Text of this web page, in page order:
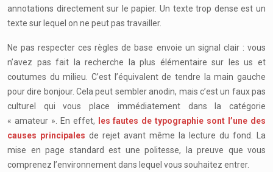
annotations directement sur le papier. Un texte trop dense est un
texte sur lequel on ne peut pas travailler.
Ne pas respecter ces règles de base envoie un signal clair : vous
n’avez pas fait la recherche la plus élémentaire sur les us et
coutumes du milieu. C’est l’équivalent de tendre la main gauche
pour dire bonjour. Cela peut sembler anodin, mais c’est un faux pas
culturel qui vous place immédiatement dans la catégorie
« amateur ». En effet,
les fautes de typographie sont l’une des
causes principales de rejet avant même la lecture du fond. La
mise en page standard est une politesse, la preuve que vous
comprenez l’environnement dans lequel vous souhaitez entrer.